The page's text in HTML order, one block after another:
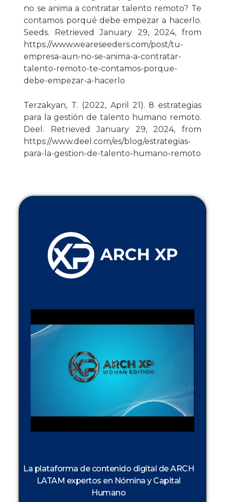
no se anima a contratar talento remoto? Te
contamos porqué debe empezar a hacerlo.
Seeds. Retrieved January 29, 2024, from
https://www.weareseeders.com/post/tu-
empresa-aun-no-se-anima-a-contratar-
talento-remoto-te-contamos-porque-
debe-empezar-a-hacerlo
Terzakyan, T. (2022, April 21). 8 estrategias
para la gestión de talento humano remoto.
Deel. Retrieved January 29, 2024, from
https://www.deel.com/es/blog/estrategias-
para-la-gestion-de-talento-humano-remoto
La plataforma de contenido digital de ARCH
LATAM expertos en Nómina y Capital
Humano